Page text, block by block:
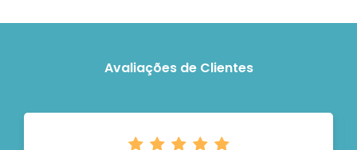
Avaliações de Clientes